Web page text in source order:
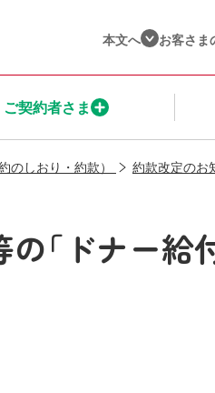
本文へ お客さま
保険料シミ
ご契約者さま
保険金・給
保険種別
インシュア
営業店一覧​
のしおり・約款） 約款改定のお
の｢ドナー給